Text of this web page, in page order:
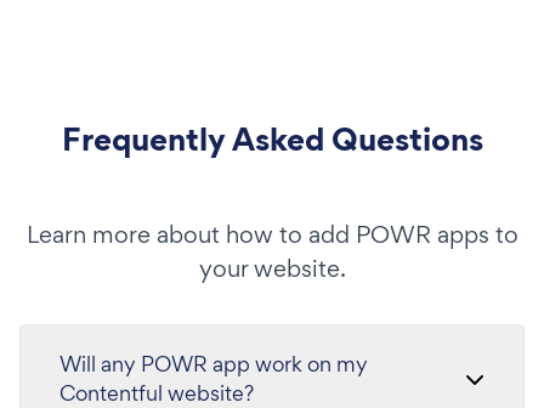
Frequently Asked Questions
Learn more about how to add POWR apps to
your website.
Will any POWR app work on my
Contentful website?